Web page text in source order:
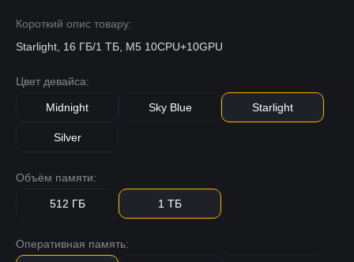
Короткий опис товару:
Starlight, 16 ГБ/1 ТБ, M5 10CPU+10GPU
Цвет девайса:
Midnight Sky Blue Starlight
Silver
Объём памяти:
512 ГБ 1 ТБ
Оперативная память: